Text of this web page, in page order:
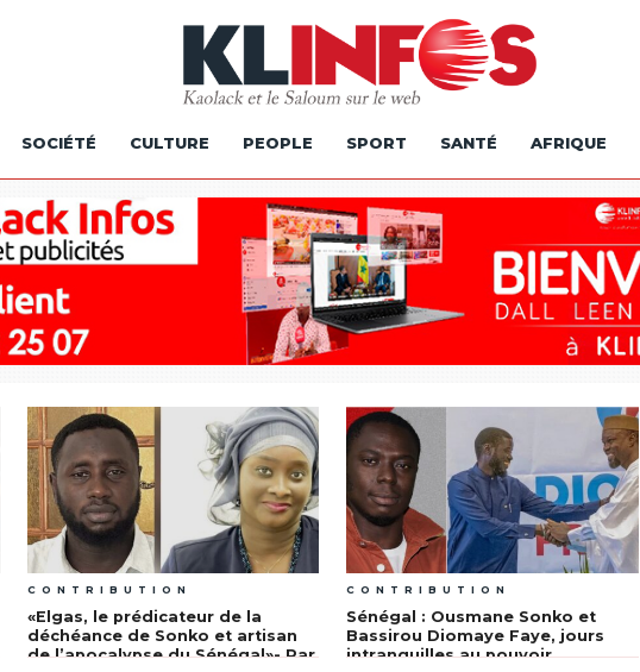
SOCIÉTÉ CULTURE PEOPLE SPORT SANTÉ AFRIQUE
CONTRIBUTION
«Elgas, le prédicateur de la
déchéance de Sonko et artisan
de l’apocalypse du Sénégal»- Par
CONTRIBUTION
Sénégal : Ousmane Sonko et
Bassirou Diomaye Faye, jours
intranquilles au pouvoir